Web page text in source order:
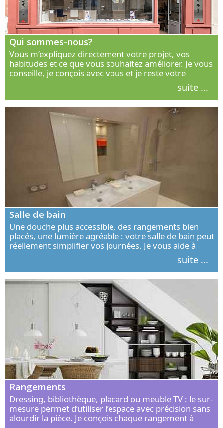
Qui sommes-nous?
Vous m’expliquez directement votre projet, vos
habitudes et ce que vous souhaitez améliorer. Je vous
conseille, je conçois avec vous et je reste votre
interlocuteur principal. Découvrez ma façon de vous
suite ...
Salle de bain
Une douche plus accessible, des rangements bien
placés, une lumière agréable : votre salle de bain peut
réellement simplifier vos journées. Je vous aide à
concevoir un espace élégant, confortable et adapté à
suite ...
Rangements
Dressing, bibliothèque, placard ou meuble TV : le sur-
mesure permet d’utiliser l’espace avec précision sans
alourdir la pièce. Je conçois chaque rangement à